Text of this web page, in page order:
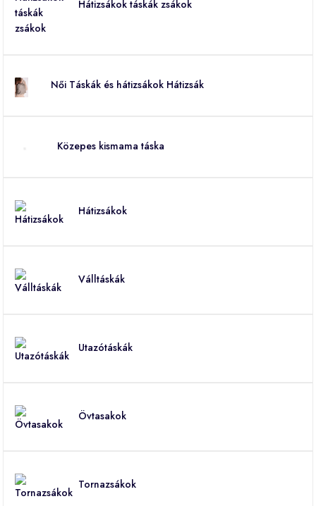
Hátizsákok táskák zsákok
Női Táskák és hátizsákok Hátizsák
Közepes kismama táska
Hátizsákok
Válltáskák
Utazótáskák
Övtasakok
Tornazsákok